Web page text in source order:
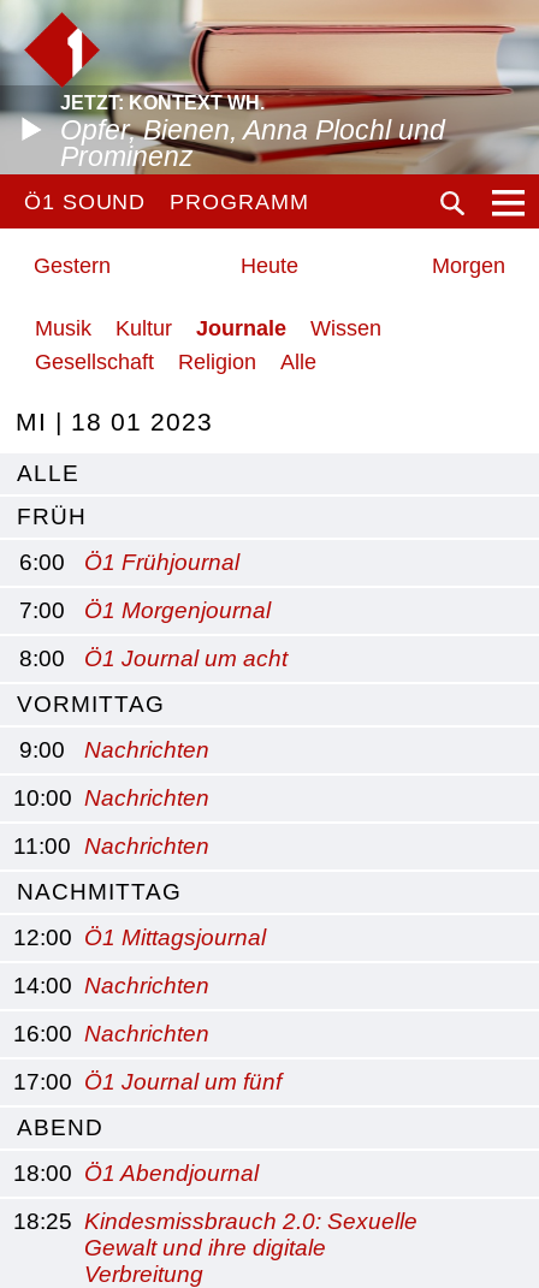
JETZT: KONTEXT WH.
Opfer, Bienen, Anna Plochl und
Prominenz
Ö1 SOUND PROGRAMM
Gestern Heute Morgen
Musik Kultur Journale
Wissen
Gesellschaft
Religion Alle
MI | 18 01 2023
ALLE
FRÜH
6:00
Ö1 Frühjournal
7:00
Ö1 Morgenjournal
8:00
Ö1 Journal um acht
VORMITTAG
9:00
Nachrichten
10:00 Nachrichten
11:00 Nachrichten
NACHMITTAG
12:00 Ö1 Mittagsjournal
14:00 Nachrichten
16:00 Nachrichten
17:00 Ö1 Journal um fünf
ABEND
18:00 Ö1 Abendjournal
18:25 Kindesmissbrauch 2.0: Sexuelle
Gewalt und ihre digitale
Verbreitung